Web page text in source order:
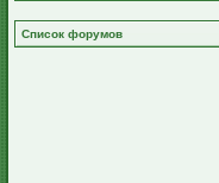
Список форумов